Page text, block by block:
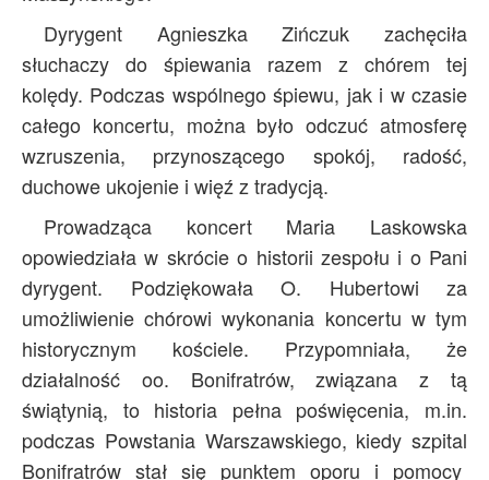
Dyrygent Agnieszka Zińczuk zachęciła
słuchaczy do śpiewania razem z chórem tej
kolędy. Podczas wspólnego śpiewu, jak i w czasie
całego koncertu, można było odczuć atmosferę
wzruszenia, przynoszącego spokój, radość,
duchowe ukojenie i więź z tradycją.
Prowadząca koncert Maria Laskowska
opowiedziała w skrócie o historii zespołu i o Pani
dyrygent. Podziękowała O. Hubertowi za
umożliwienie chórowi wykonania koncertu w tym
historycznym kościele. Przypomniała, że
działalność oo. Bonifratrów, związana z tą
świątynią, to historia pełna poświęcenia, m.in.
podczas Powstania Warszawskiego, kiedy szpital
Bonifratrów stał się punktem oporu i pomocy